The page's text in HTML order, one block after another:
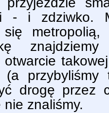
- i zdziwko.
się
otwarcie
(a
drogę przez
znaliśmy.